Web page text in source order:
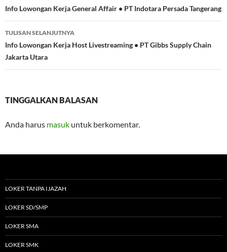
Tulisan
Info Lowongan Kerja General Affair • PT Indotara Persada Tangerang
TULISAN SELANJUTNYA
Info Lowongan Kerja Host Livestreaming • PT Gibbs Supply Chain
Jakarta Utara
TINGGALKAN BALASAN
Anda harus masuk untuk berkomentar.
LOKER TANPA IJAZAH
LOKER SD/SMP
LOKER SMA
LOKER SMK